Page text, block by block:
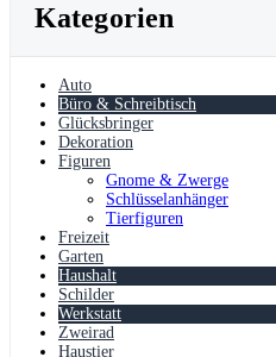
Kategorien
Auto
Büro & Schreibtisch
Glücksbringer
Dekoration
Figuren
Gnome & Zwerge
Schlüsselanhänger
Tierfiguren
Freizeit
Garten
Haushalt
Schilder
Werkstatt
Zweirad
Haustier